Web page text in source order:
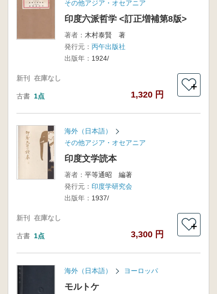
その他アジア・オセアニア
印度六派哲学 <訂正増補第8版>
著者： 木村泰賢 著
発行元： 丙午出版社
出版年： 1924/
新刊 在庫なし
古書 1点 1,320 円
＋
海外（日本語）
その他アジア・オセアニア
印度文学読本
著者： 平等通昭 編著
発行元： 印度学研究会
出版年： 1937/
新刊 在庫なし
古書 1点 3,300 円
＋
海外（日本語） ヨーロッパ
モルトケ